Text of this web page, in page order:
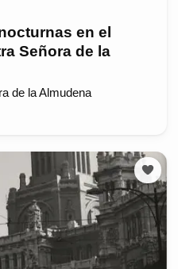
en el
Señora de la
de la Almudena